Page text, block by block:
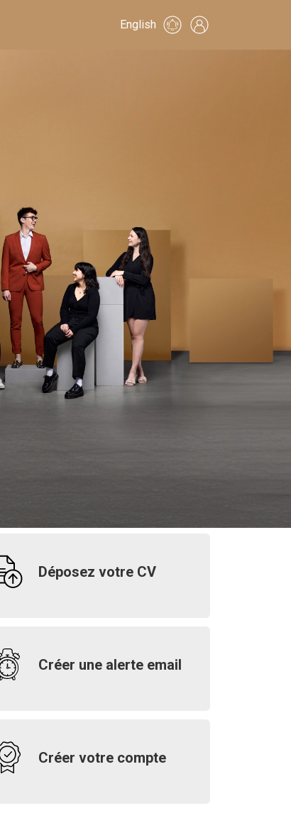
English
Déposez votre CV
Créer une alerte email
Créer votre compte